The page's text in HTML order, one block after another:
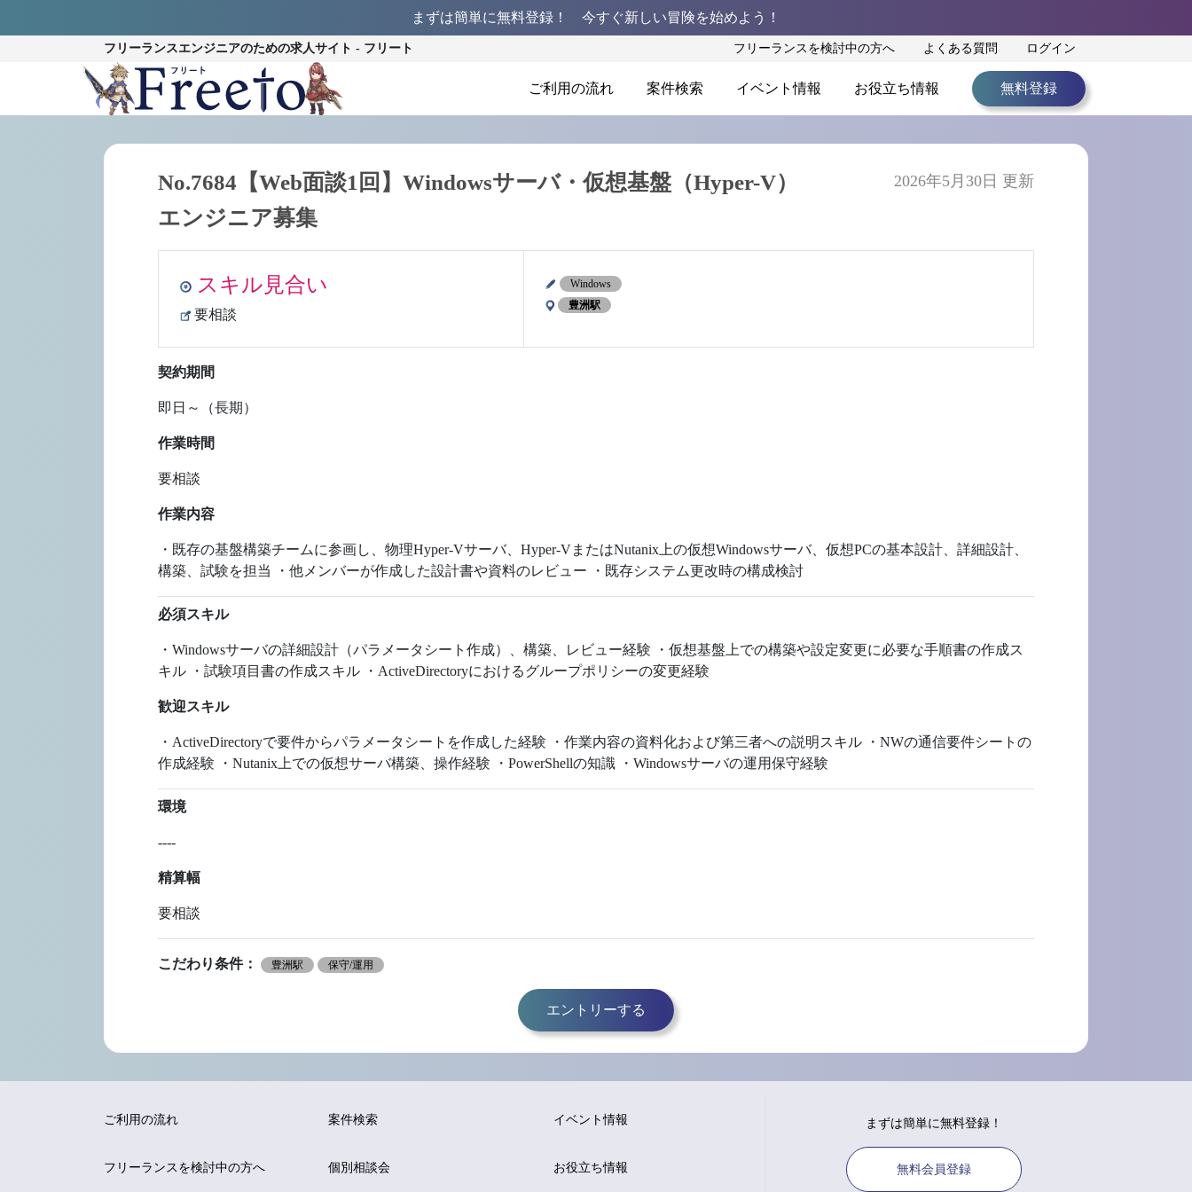
まずは簡単に無料登録！ 今すぐ新しい冒険を始めよう！
フリーランスエンジニアのための求人サイト - フリート フリーランスを検討中の方へ よくある質問 ログイン
ご利用の流れ 案件検索 イベント情報 お役立ち情報 無料登録
No.7684【Web面談1回】Windowsサーバ・仮想基盤（Hyper-V）
エンジニア募集
2026年5月30日 更新
スキル見合い
要相談
Windows
豊洲駅
契約期間
即日～（長期）
作業時間
要相談
作業内容
・既存の基盤構築チームに参画し、物理Hyper-Vサーバ、Hyper-VまたはNutanix上の仮想Windowsサーバ、仮想PCの基本設計、詳細設計、
構築、試験を担当 ・他メンバーが作成した設計書や資料のレビュー ・既存システム更改時の構成検討
必須スキル
・Windowsサーバの詳細設計（パラメータシート作成）、構築、レビュー経験 ・仮想基盤上での構築や設定変更に必要な手順書の作成ス
キル ・試験項目書の作成スキル ・ActiveDirectoryにおけるグループポリシーの変更経験
歓迎スキル
・ActiveDirectoryで要件からパラメータシートを作成した経験 ・作業内容の資料化および第三者への説明スキル ・NWの通信要件シートの
作成経験 ・Nutanix上での仮想サーバ構築、操作経験 ・PowerShellの知識 ・Windowsサーバの運用保守経験
環境
----
精算幅
要相談
こだわり条件： 豊洲駅 保守/運用
エントリーする
ご利用の流れ 案件検索 イベント情報
フリーランスを検討中の方へ 個別相談会 お役立ち情報
まずは簡単に無料登録！
無料会員登録